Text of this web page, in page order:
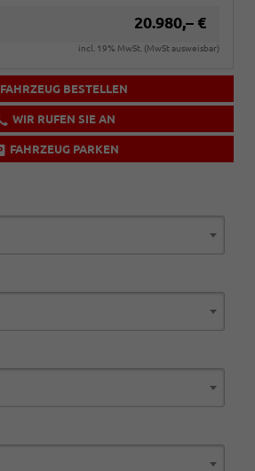
Performance
und
18-
Zoll-
Leichtmetallfelgen
Performance
glanzgedreht)
20.980,– €
incl. 19% MwSt. (MwSt ausweisbar)
FAHRZEUG BESTELLEN
WIR RUFEN SIE AN
FAHRZEUG PARKEN